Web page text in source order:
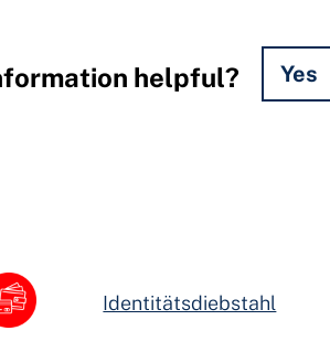
helpful? Yes
Identitätsdiebstahl